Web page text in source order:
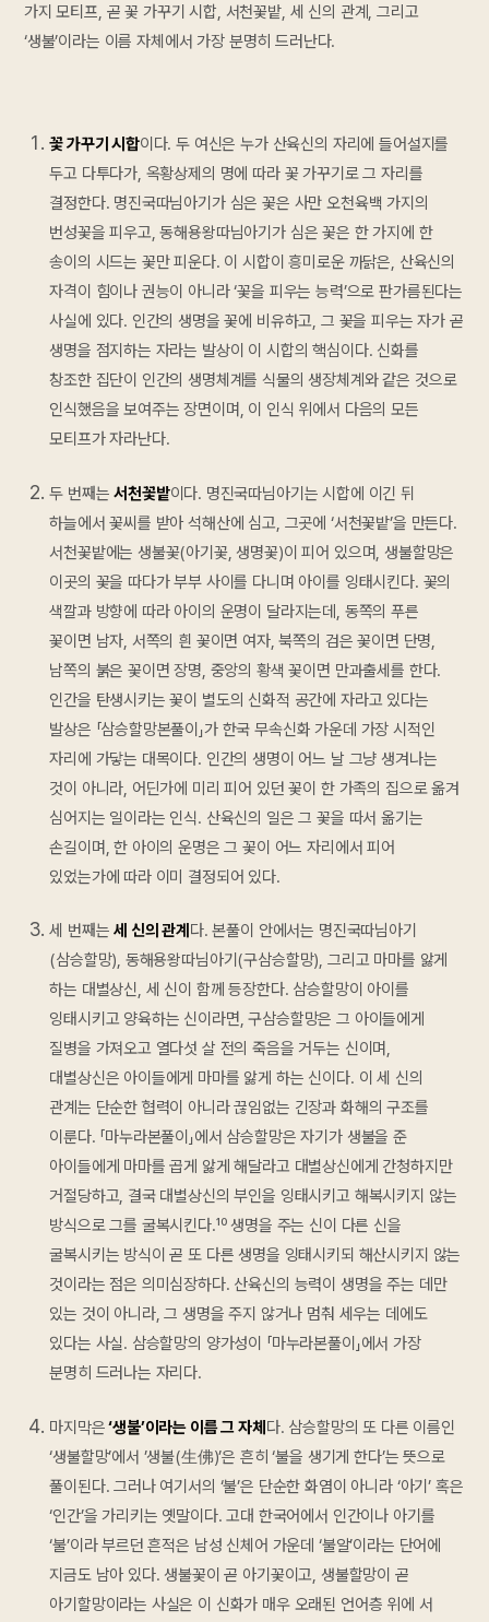
가지 모티프, 곧 꽃 가꾸기 시합, 서천꽃밭, 세 신의 관계, 그리고
‘생불’이라는 이름 자체에서 가장 분명히 드러난다.
꽃 가꾸기 시합이다. 두 여신은 누가 산육신의 자리에 들어설지를
두고 다투다가, 옥황상제의 명에 따라 꽃 가꾸기로 그 자리를
결정한다. 명진국따님아기가 심은 꽃은 사만 오천육백 가지의
번성꽃을 피우고, 동해용왕따님아기가 심은 꽃은 한 가지에 한
송이의 시드는 꽃만 피운다. 이 시합이 흥미로운 까닭은, 산육신의
자격이 힘이나 권능이 아니라 ‘꽃을 피우는 능력’으로 판가름된다는
사실에 있다. 인간의 생명을 꽃에 비유하고, 그 꽃을 피우는 자가 곧
생명을 점지하는 자라는 발상이 이 시합의 핵심이다. 신화를
창조한 집단이 인간의 생명체계를 식물의 생장체계와 같은 것으로
인식했음을 보여주는 장면이며, 이 인식 위에서 다음의 모든
모티프가 자라난다.
두 번째는서천꽃밭이다. 명진국따님아기는 시합에 이긴 뒤
하늘에서 꽃씨를 받아 석해산에 심고, 그곳에 ‘서천꽃밭’을 만든다.
서천꽃밭에는 생불꽃(아기꽃, 생명꽃)이 피어 있으며, 생불할망은
이곳의 꽃을 따다가 부부 사이를 다니며 아이를 잉태시킨다. 꽃의
색깔과 방향에 따라 아이의 운명이 달라지는데, 동쪽의 푸른
꽃이면 남자, 서쪽의 흰 꽃이면 여자, 북쪽의 검은 꽃이면 단명,
남쪽의 붉은 꽃이면 장명, 중앙의 황색 꽃이면 만과출세를 한다.
인간을 탄생시키는 꽃이 별도의 신화적 공간에 자라고 있다는
발상은 「삼승할망본풀이」가 한국 무속신화 가운데 가장 시적인
자리에 가닿는 대목이다. 인간의 생명이 어느 날 그냥 생겨나는
것이 아니라, 어딘가에 미리 피어 있던 꽃이 한 가족의 집으로 옮겨
심어지는 일이라는 인식. 산육신의 일은 그 꽃을 따서 옮기는
손길이며, 한 아이의 운명은 그 꽃이 어느 자리에서 피어
있었는가에 따라 이미 결정되어 있다.
세 번째는세 신의 관계 다. 본풀이 안에서는 명진국따님아기
(삼승할망), 동해용왕따님아기(구삼승할망), 그리고 마마를 앓게
하는 대별상신, 세 신이 함께 등장한다. 삼승할망이 아이를
잉태시키고 양육하는 신이라면, 구삼승할망은 그 아이들에게
질병을 가져오고 열다섯 살 전의 죽음을 거두는 신이며,
대별상신은 아이들에게 마마를 앓게 하는 신이다. 이 세 신의
관계는 단순한 협력이 아니라 끊임없는 긴장과 화해의 구조를
이룬다. 「마누라본풀이」에서 삼승할망은 자기가 생불을 준
아이들에게 마마를 곱게 앓게 해달라고 대별상신에게 간청하지만
거절당하고, 결국 대별상신의 부인을 잉태시키고 해복시키지 않는
방식으로 그를 굴복시킨다.¹⁰ 생명을 주는 신이 다른 신을
굴복시키는 방식이 곧 또 다른 생명을 잉태시키되 해산시키지 않는
것이라는 점은 의미심장하다. 산육신의 능력이 생명을 주는 데만
있는 것이 아니라, 그 생명을 주지 않거나 멈춰 세우는 데에도
있다는 사실. 삼승할망의 양가성이 「마누라본풀이」에서 가장
분명히 드러나는 자리다.
마지막은‘생불’이라는 이름 그 자체 다. 삼승할망의 또 다른 이름인
‘생불할망’에서 ’생불(生佛)’은 흔히 ‘불을 생기게 한다’는 뜻으로
풀이된다. 그러나 여기서의 ‘불’은 단순한 화염이 아니라 ‘아기’ 혹은
‘인간’을 가리키는 옛말이다. 고대 한국어에서 인간이나 아기를
‘불’이라 부르던 흔적은 남성 신체어 가운데 ‘불알’이라는 단어에
지금도 남아 있다. 생불꽃이 곧 아기꽃이고, 생불할망이 곧
아기할망이라는 사실은 이 신화가 매우 오래된 언어층 위에 서